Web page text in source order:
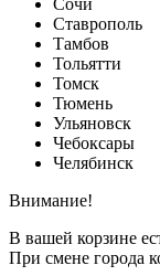
Сочи
Ставрополь
Тамбов
Тольятти
Томск
Тюмень
Ульяновск
Чебоксары
Челябинск
Внимание!
В вашей корзине
При смене города